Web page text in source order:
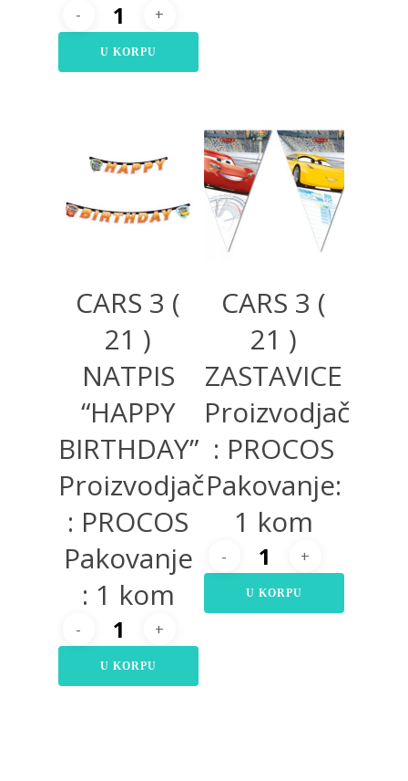
U KORPU
650,00RSD
CARS 3 (
21 )
NATPIS
“HAPPY
BIRTHDAY”
Proizvodjač
: PROCOS
Pakovanje
: 1 kom
U KORPU
320,00 RSD
CARS 3 (
21 )
ZASTAVICE
Proizvodjač
: PROCOS
Pakovanje:
1 kom
U KORPU